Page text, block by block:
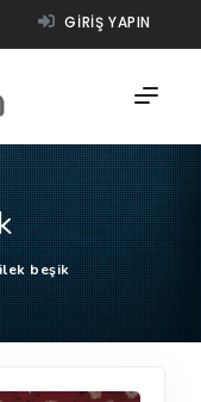
GIRIŞ YAPIN
beşik